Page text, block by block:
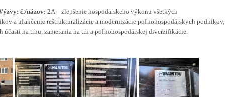
č./názov: 2A – zlepšenie hospodárskeho výkonu všetkých
a uľahčenie reštrukturalizácie a modernizácie poľnohospodárskych podnikov,
účasti na trhu, zamerania na trh a poľnohospodárskej diverzifikácie.